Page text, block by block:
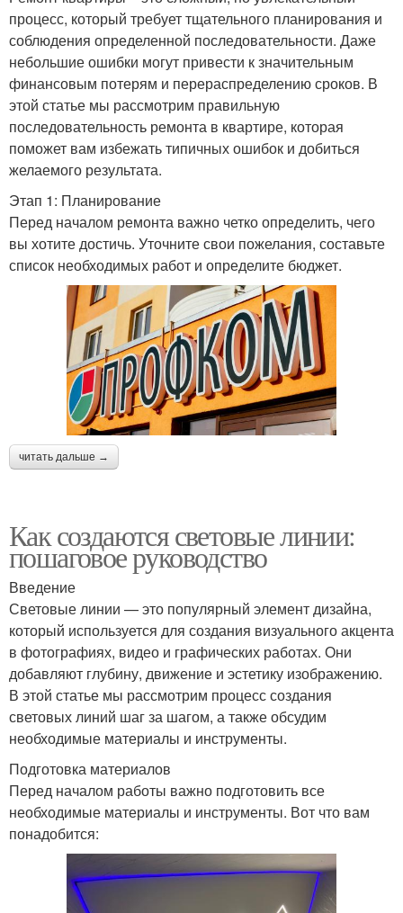
процесс, который требует тщательного планирования и
соблюдения определенной последовательности. Даже
небольшие ошибки могут привести к значительным
финансовым потерям и перераспределению сроков. В
этой статье мы рассмотрим правильную
последовательность ремонта в квартире, которая
поможет вам избежать типичных ошибок и добиться
желаемого результата.
Этап 1: Планирование
Перед началом ремонта важно четко определить, чего
вы хотите достичь. Уточните свои пожелания, составьте
список необходимых работ и определите бюджет.
читать дальше →
Как создаются световые линии:
пошаговое руководство
Введение
Световые линии — это популярный элемент дизайна,
который используется для создания визуального акцента
в фотографиях, видео и графических работах. Они
добавляют глубину, движение и эстетику изображению.
В этой статье мы рассмотрим процесс создания
световых линий шаг за шагом, а также обсудим
необходимые материалы и инструменты.
Подготовка материалов
Перед началом работы важно подготовить все
необходимые материалы и инструменты. Вот что вам
понадобится: